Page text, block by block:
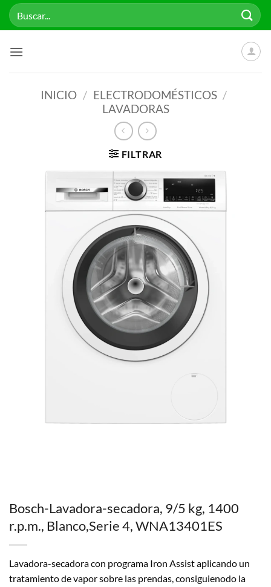
Saltar
Buscar
por:
INICIO / ELECTRODOMÉSTICOS /
LAVADORAS
FILTRAR
Bosch-Lavadora-secadora, 9/5 kg, 1400
r.p.m., Blanco,Serie 4, WNA13401ES
Lavadora-secadora con programa Iron Assist aplicando un
tratamiento de vapor sobre las prendas, consiguienodo la